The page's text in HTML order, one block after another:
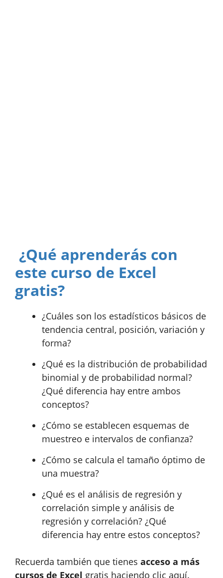
¿Qué aprenderás con
este curso de Excel
gratis?
¿Cuáles son los estadísticos básicos de
tendencia central, posición, variación y
forma?
¿Qué es la distribución de probabilidad
binomial y de probabilidad normal?
¿Qué diferencia hay entre ambos
conceptos?
¿Cómo se establecen esquemas de
muestreo e intervalos de confianza?
¿Cómo se calcula el tamaño óptimo de
una muestra?
¿Qué es el análisis de regresión y
correlación simple y análisis de
regresión y correlación? ¿Qué
diferencia hay entre estos conceptos?
Recuerda también que tienes acceso a más
cursos de Excel gratis haciendo clic aquí.